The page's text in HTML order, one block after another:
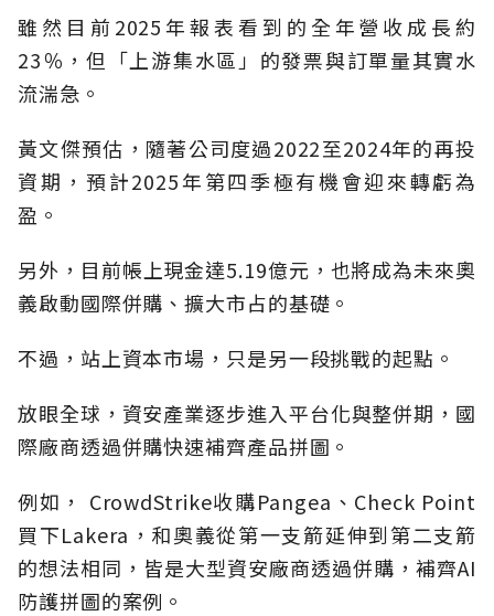
雖然目前2025年報表看到的全年營收成長約
23％，但「上游集水區」的發票與訂單量其實水
流湍急。
黃文傑預估，隨著公司度過2022至2024年的再投
資期，預計2025年第四季極有機會迎來轉虧為
盈。
另外，目前帳上現金達5.19億元，也將成為未來奧
義啟動國際併購、擴大市占的基礎。
不過，站上資本市場，只是另一段挑戰的起點。
放眼全球，資安產業逐步進入平台化與整併期，國
際廠商透過併購快速補齊產品拼圖。
例如， CrowdStrike收購Pangea、Check Point
買下Lakera，和奧義從第一支箭延伸到第二支箭
的想法相同，皆是大型資安廠商透過併購，補齊AI
防護拼圖的案例。